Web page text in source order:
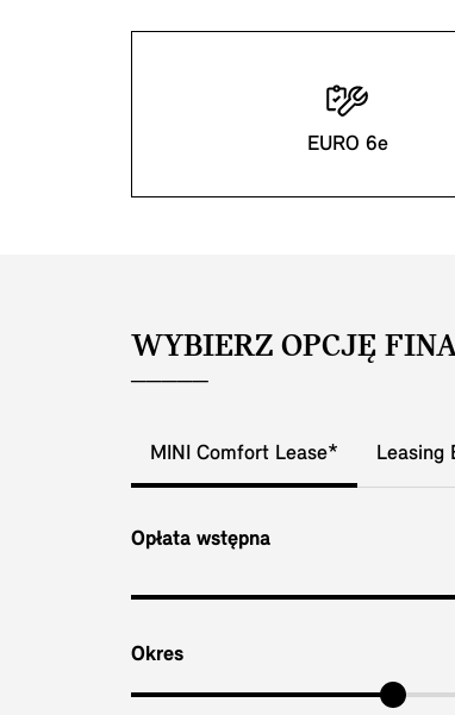
EURO 6e
WYBIERZ OPCJĘ
MINI Comfort Lease* Leasing
Opłata wstępna
Okres